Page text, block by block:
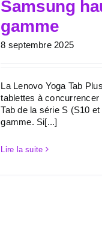
Samsung
gamme
8 septembre 2025
La Lenovo Yoga Tab
tablettes à
Tab de la série S (S10
gamme. Si[...]
Lire la suite